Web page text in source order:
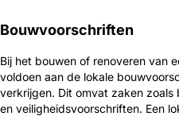
Bouwvoorschriften
Bij het bouwen of renoveren van
voldoen aan de lokale
verkrijgen. Dit omvat zaken zoals
en veiligheidsvoorschriften. Een